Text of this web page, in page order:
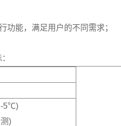
能，满足用户的不同需求；
-5℃)
)